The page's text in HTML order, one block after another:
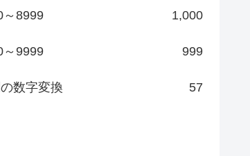
～8999 1,000
～9999 999
数字変換 57